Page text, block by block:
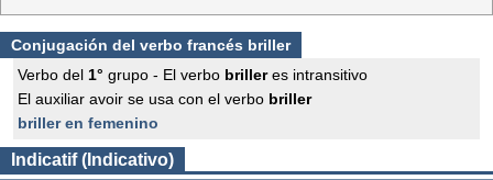
Conjugación del verbo francés briller
Verbo del 1° grupo - El verbo brilleres intransitivo
El auxiliar avoir se usa con el verbo briller
briller en femenino
Indicatif (Indicativo)